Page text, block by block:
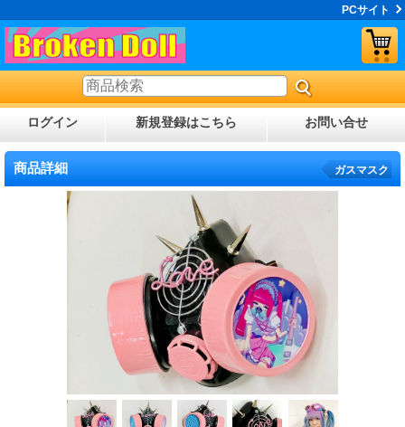
PCサイト
ログイン 新規登録はこちら お問い合せ
商品詳細 ガスマスク